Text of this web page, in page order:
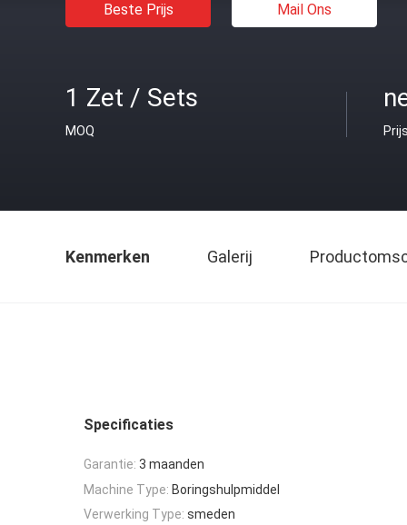
Beste Prijs Mail Ons
1 Zet / Sets
MOQ Prijs
Kenmerken Galerij
Specificaties
Garantie: 3 maanden
Machine Type: Boringshulpmiddel
Verwerking Type: smeden